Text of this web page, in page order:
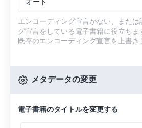
オート
エンコーディング宣言がない、また
グ宣言をしている電子書籍に役立ち
既存のエンコーディング宣言を上書き
メタデータの変更
電子書籍のタイトルを変更する